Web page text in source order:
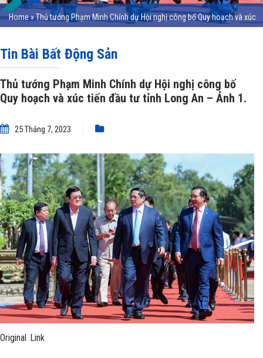
Home»Thủ tướng Phạm Minh Chính dự Hội nghị công bố Quy hoạch và xúc
Tin Bài Bất Động Sản
Thủ tướng Phạm Minh Chính dự Hội nghị công bố
Quy hoạch và xúc tiến đầu tư tỉnh Long An – Ảnh 1.
25 Tháng 7, 2023
Original Link